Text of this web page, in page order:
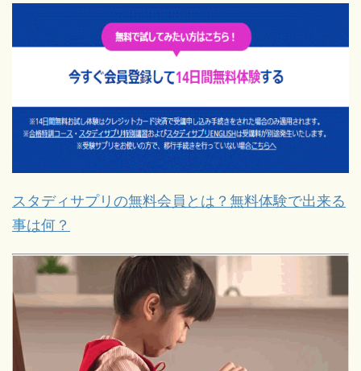
スタディサプリの無料会員とは？無料体験で出来る
事は何？